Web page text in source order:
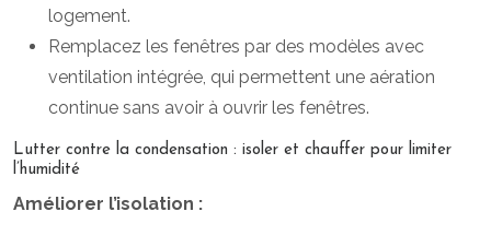
logement.
Remplacez les fenêtres par des modèles avec
ventilation intégrée, qui permettent une aération
continue sans avoir à ouvrir les fenêtres.
Lutter contre la condensation : isoler et chauffer pour limiter
l’humidité
Améliorer l’isolation :